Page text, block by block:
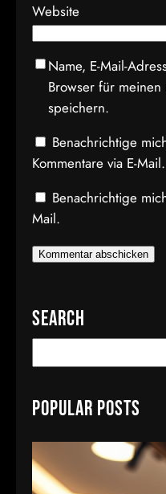
Website
Name, E-Mail-
Browser für meinen
speichern.
Benachrichtige
Kommentare via E-Mail.
Benachrichtige
Mail.
Search
e
r
Popular Posts